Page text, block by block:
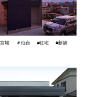
宮城 ＃仙台 #住宅 #新築